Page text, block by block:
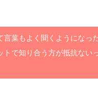
言葉もよく聞くようになっ
トで知り合う方が抵抗ない